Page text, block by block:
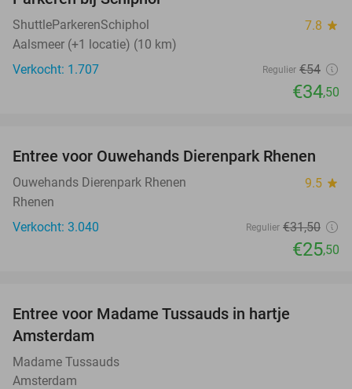
ShuttleParkerenSchiphol 7.8 star
Aalsmeer (+1 locatie) (10 km)
Verkocht: 1.707
Regulier €54
€34,50
19%
Entree voor Ouwehands Dierenpark Rhenen
Ouwehands Dierenpark Rhenen 9.5 star
Rhenen
Verkocht: 3.040
Regulier €31,50
€25,50
Entree voor Madame Tussauds in hartje
Amsterdam
Madame Tussauds
Amsterdam